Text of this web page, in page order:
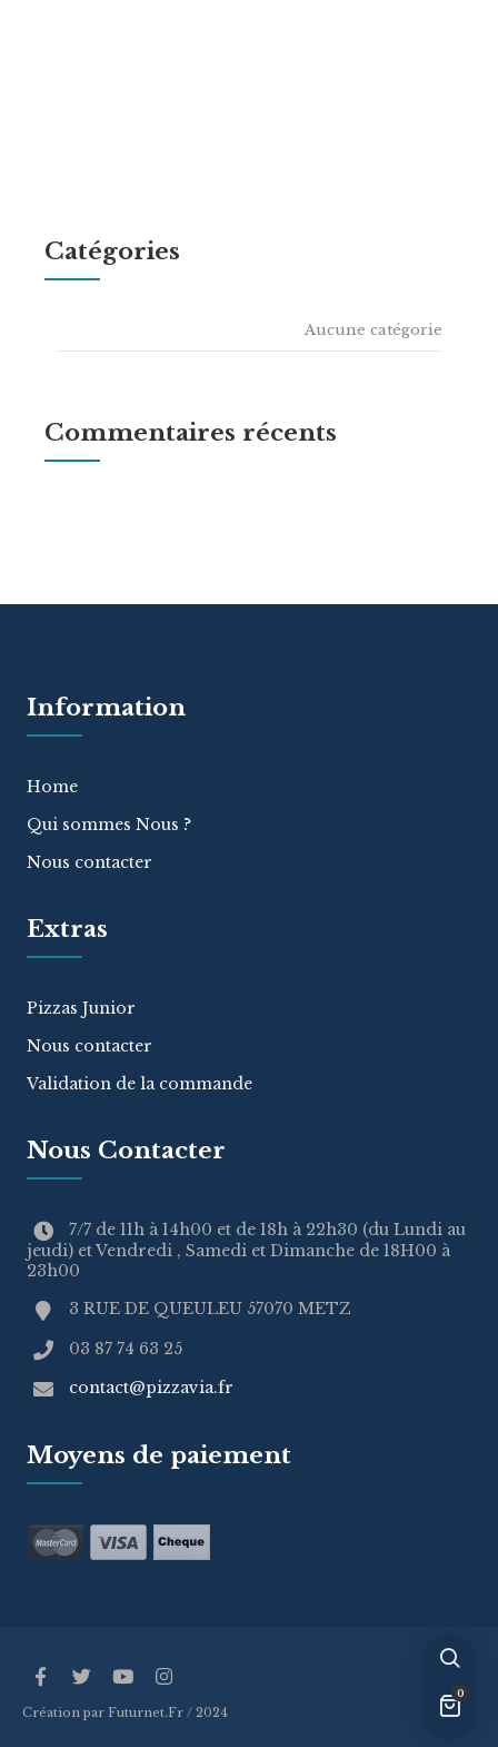
0
Catégories
Aucune catégorie
Commentaires récents
Information
Home
Qui sommes Nous ?
Nous contacter
Extras
Pizzas Junior
Nous contacter
Validation de la commande
Nous Contacter
7/7 de 11h à 14h00 et de 18h à 22h30 (du Lundi au
jeudi) et Vendredi , Samedi et Dimanche de 18H00 à
23h00
3 RUE DE QUEULEU 57070 METZ
03 87 74 63 25
contact@pizzavia.fr
Moyens de paiement
Création par Futurnet.Fr / 2024